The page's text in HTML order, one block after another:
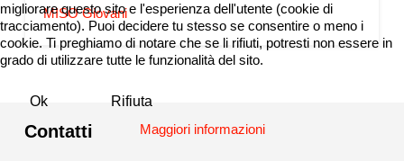
MISO Giovani
Contatti
migliorare questo sito e l'esperienza dell'utente (cookie di
tracciamento). Puoi decidere tu stesso se consentire o meno i
cookie. Ti preghiamo di notare che se li rifiuti, potresti non essere in
grado di utilizzare tutte le funzionalità del sito.
Ok
Rifiuta
Maggiori informazioni